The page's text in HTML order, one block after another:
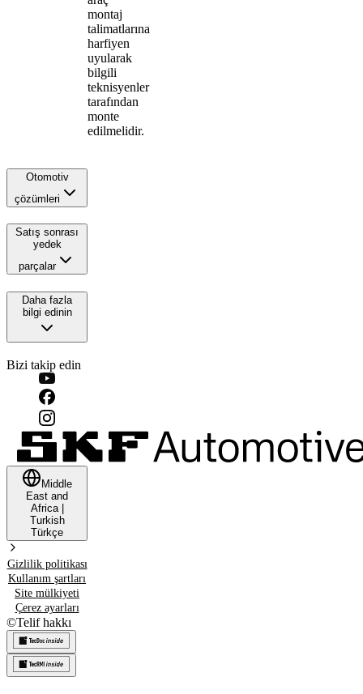
montaj
talimatlarına
harfiyen
uyularak
bilgili
teknisyenler
tarafından
monte
edilmelidir.
Otomotiv
çözümleri
Satış sonrası
yedek
parçalar
Daha fazla
bilgi edinin
Bizi takip edin
Middle
East and
Africa|
Turkish
Türkçe
Gizlilik politikası
Kullanım şartları
Site mülkiyeti
Çerez ayarları
©Telif hakkı